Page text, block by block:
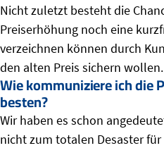
Nicht zuletzt besteht die
Preiserhöhung noch eine
verzeichnen können durch
den alten Preis sichern wollen.
Wie kommuniziere ich die
besten?
Wir haben es schon
nicht zum totalen Desaster